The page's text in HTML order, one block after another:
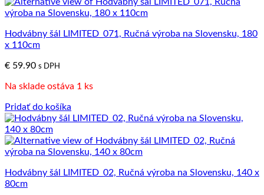
Hodvábny šál LIMITED_071, Ručná výroba na Slovensku, 180
x 110cm
€ 59.90 s DPH
Na sklade ostáva 1 ks
Pridať do košíka
Hodvábny šál LIMITED_02, Ručná výroba na Slovensku, 140 x
80cm